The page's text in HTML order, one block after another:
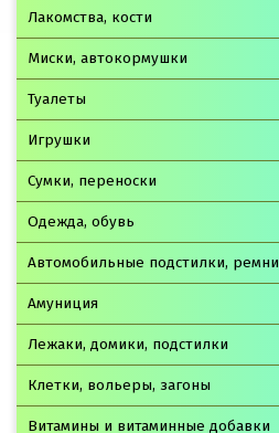
Лакомства, кости
Миски, автокормушки
Туалеты
Игрушки
Сумки, переноски
Одежда, обувь
Автомобильные подстилки, ремни
Амуниция
Лежаки, домики, подстилки
Клетки, вольеры, загоны
Витамины и витаминные добавки